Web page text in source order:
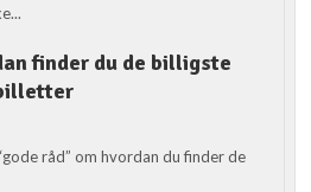
finder du de billigste
råd” om hvordan du finder de